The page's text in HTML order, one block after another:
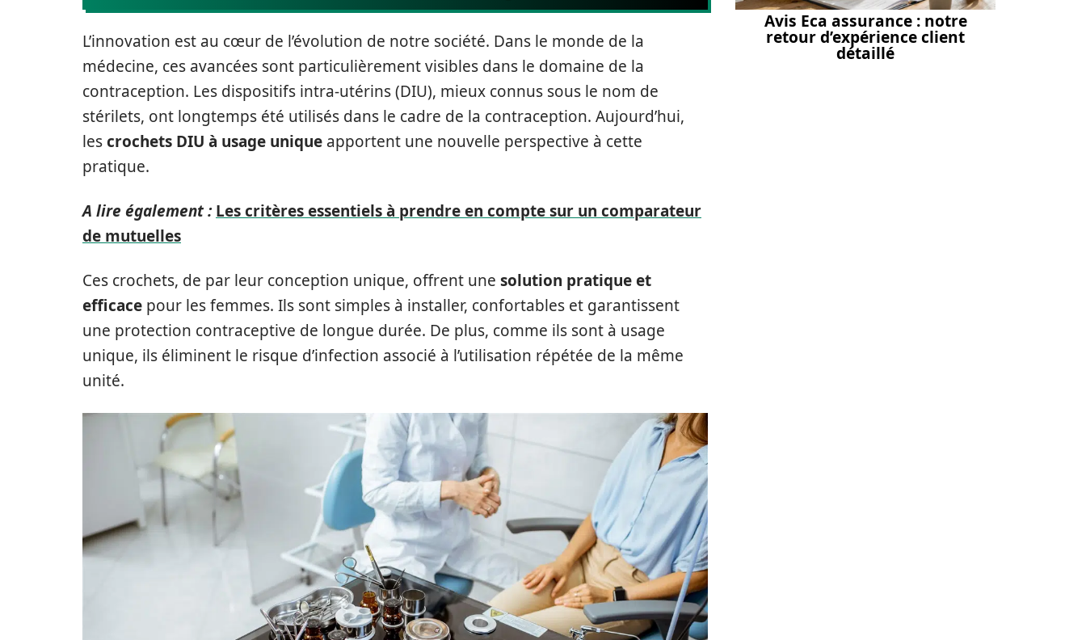
L’innovation est au cœur de l’évolution de notre société. Dans le monde de la
médecine, ces avancées sont particulièrement visibles dans le domaine de la
contraception. Les dispositifs intra-utérins (DIU), mieux connus sous le nom de
stérilets, ont longtemps été utilisés dans le cadre de la contraception. Aujourd’hui,
lescrochets DIU à usage unique apportent une nouvelle perspective à cette
pratique.
A lire également : Les critères essentiels à prendre en compte sur un comparateur
de mutuelles
Ces crochets, de par leur conception unique, offrent une solution pratique et
efficace pour les femmes. Ils sont simples à installer, confortables et garantissent
une protection contraceptive de longue durée. De plus, comme ils sont à usage
unique, ils éliminent le risque d’infection associé à l’utilisation répétée de la même
unité.
Avis Eca assurance : notre
retour d’expérience client
détaillé